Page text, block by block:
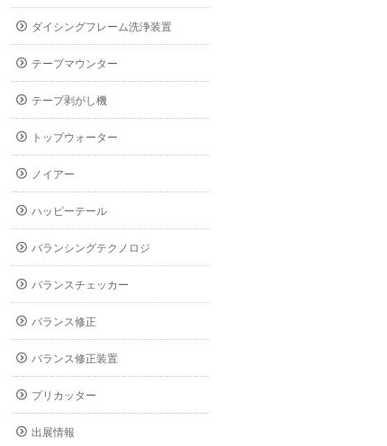
ダイシングフレーム洗浄装置
テープマウンター
テープ剥がし機
トップウォーター
ノイアー
ハッピーテール
バランシングテクノロジ
バランスチェッカー
バランス修正
バランス修正装置
プリカッター
出展情報